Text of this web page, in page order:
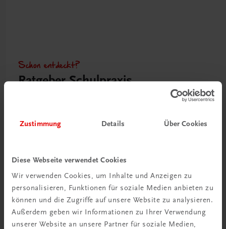
Zustimmung Details Über Cookies
Diese Webseite verwendet Cookies
Wir verwenden Cookies, um Inhalte und Anzeigen zu
personalisieren, Funktionen für soziale Medien anbieten zu
können und die Zugriffe auf unsere Website zu analysieren.
Außerdem geben wir Informationen zu Ihrer Verwendung
unserer Website an unsere Partner für soziale Medien,
Schon entdeckt?
Ratgeber Schulpraxis